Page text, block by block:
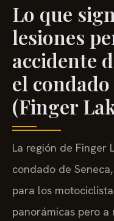
Lo que
lesiones
accidente
el condado
(Finger
La región de Finger
condado de
para los
panorámicas pero a